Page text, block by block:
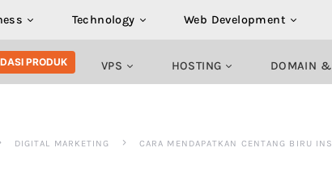
Technology Web Development
PRODUK VPS HOSTING DOMAIN &
DIGITAL MARKETING
CARA MENDAPATKAN CENTANG BIRU